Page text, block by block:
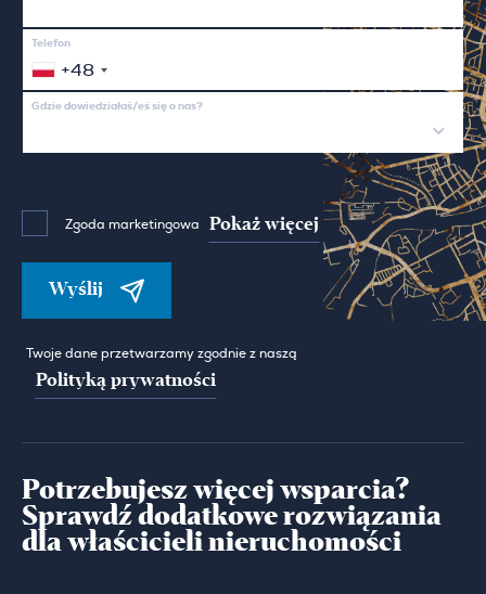
Telefon
+48
Gdzie dowiedziałaś/eś się o nas?
Zgoda marketingowa Pokaż więcej
Wyślij
Twoje dane przetwarzamy zgodnie z naszą
Polityką prywatności
Potrzebujesz więcej wsparcia?
Sprawdź dodatkowe rozwiązania
dla właścicieli nieruchomości